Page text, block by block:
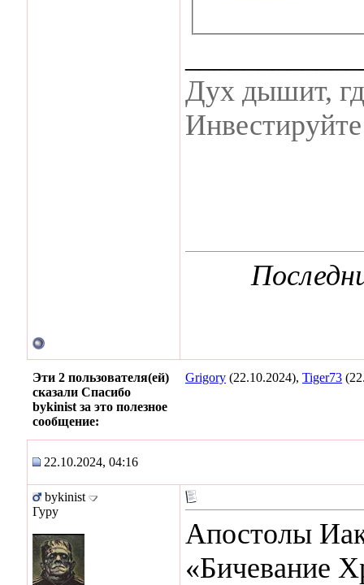
Дух дышит,
Эти 2 пользователя(ей)
сказали Спасибо
bykinist за это полезное
сообщение:
Grigory (22.10.2024), Tiger73
22.10.2024, 04:16
bykinist
Гуру
Апостолы
«Бичевание